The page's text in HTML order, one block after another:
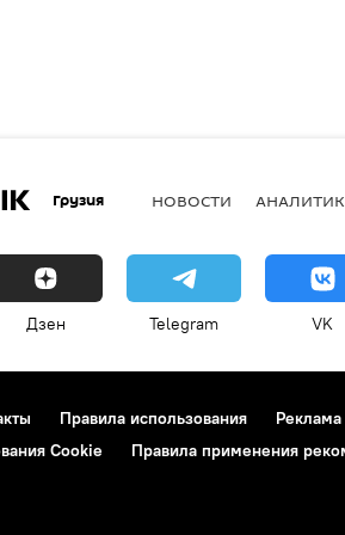
Грузия НОВОСТИ
Дзен Telegram VK
Правила использования Реклама
Cookie
Правила применения